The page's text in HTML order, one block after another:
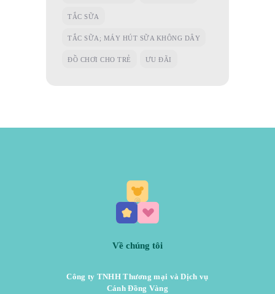
TẮC SỮA
TẮC SỮA; MÁY HÚT SỮA KHÔNG DÂY
ĐỒ CHƠI CHO TRẺ ƯU ĐÃI
Về chúng tôi
Công ty TNHH Thương mại và Dịch vụ
Cánh Đồng Vàng